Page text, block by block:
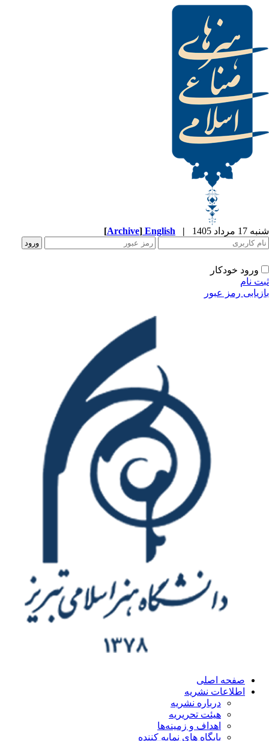
|
English
[ Archive
عبور
اصلی
نشریه
درباره نشریه
هیئت تحریریه
اهداف و زمینه‌ها
پایگاه های نمایه کننده